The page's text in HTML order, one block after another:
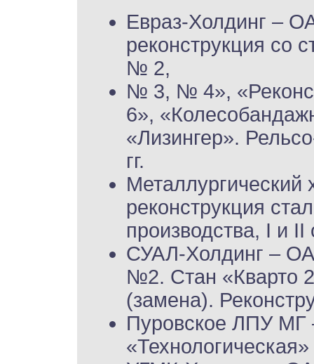
Евраз-Холдинг –
реконструкция со
№ 2,
№ 3, № 4»,
6»,
«Лизингер».
гг.
реконструкция
производства, I и II
СУАЛ-Холдинг –
№2. Стан «Кварто
(замена).
Пуровское ЛПУ МГ
«Технологическая»